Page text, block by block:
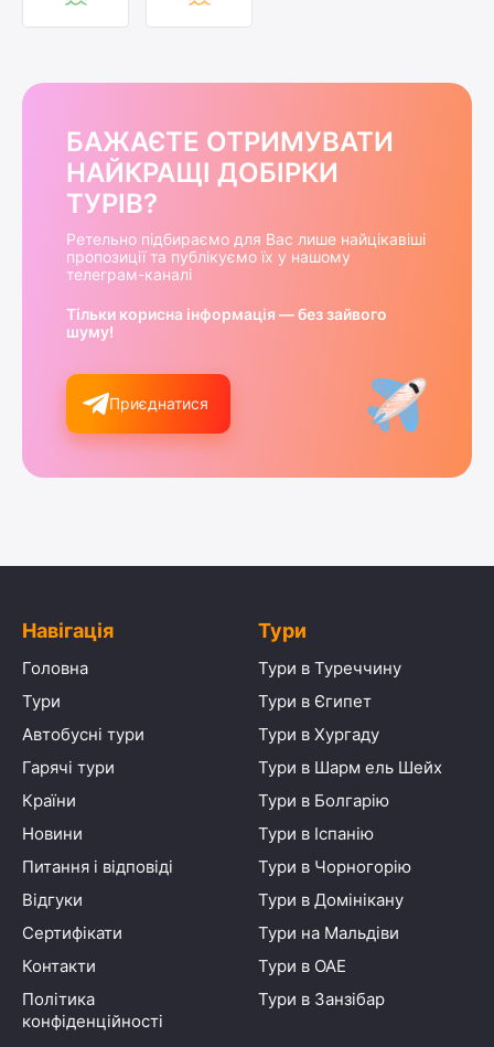
БАЖАЄТЕ ОТРИМУВАТИ
НАЙКРАЩІ ДОБІРКИ
ТУРІВ?
Ретельно підбираємо для Вас лише найцікавіші
пропозиції та публікуємо їх у нашому
телеграм-каналі
Тільки корисна інформація — без зайвого
шуму!
Приєднатися
Навігація
Головна
Тури
Автобусні тури
Гарячі тури
Країни
Новини
Питання і відповіді
Відгуки
Сертифікати
Контакти
Політика
конфіденційності
Тури
Тури в Туреччину
Тури в Єгипет
Тури в Хургаду
Тури в Шарм ель Шейх
Тури в Болгарію
Тури в Іспанію
Тури в Чорногорію
Тури в Домінікану
Тури на Мальдіви
Тури в ОАЕ
Тури в Занзібар